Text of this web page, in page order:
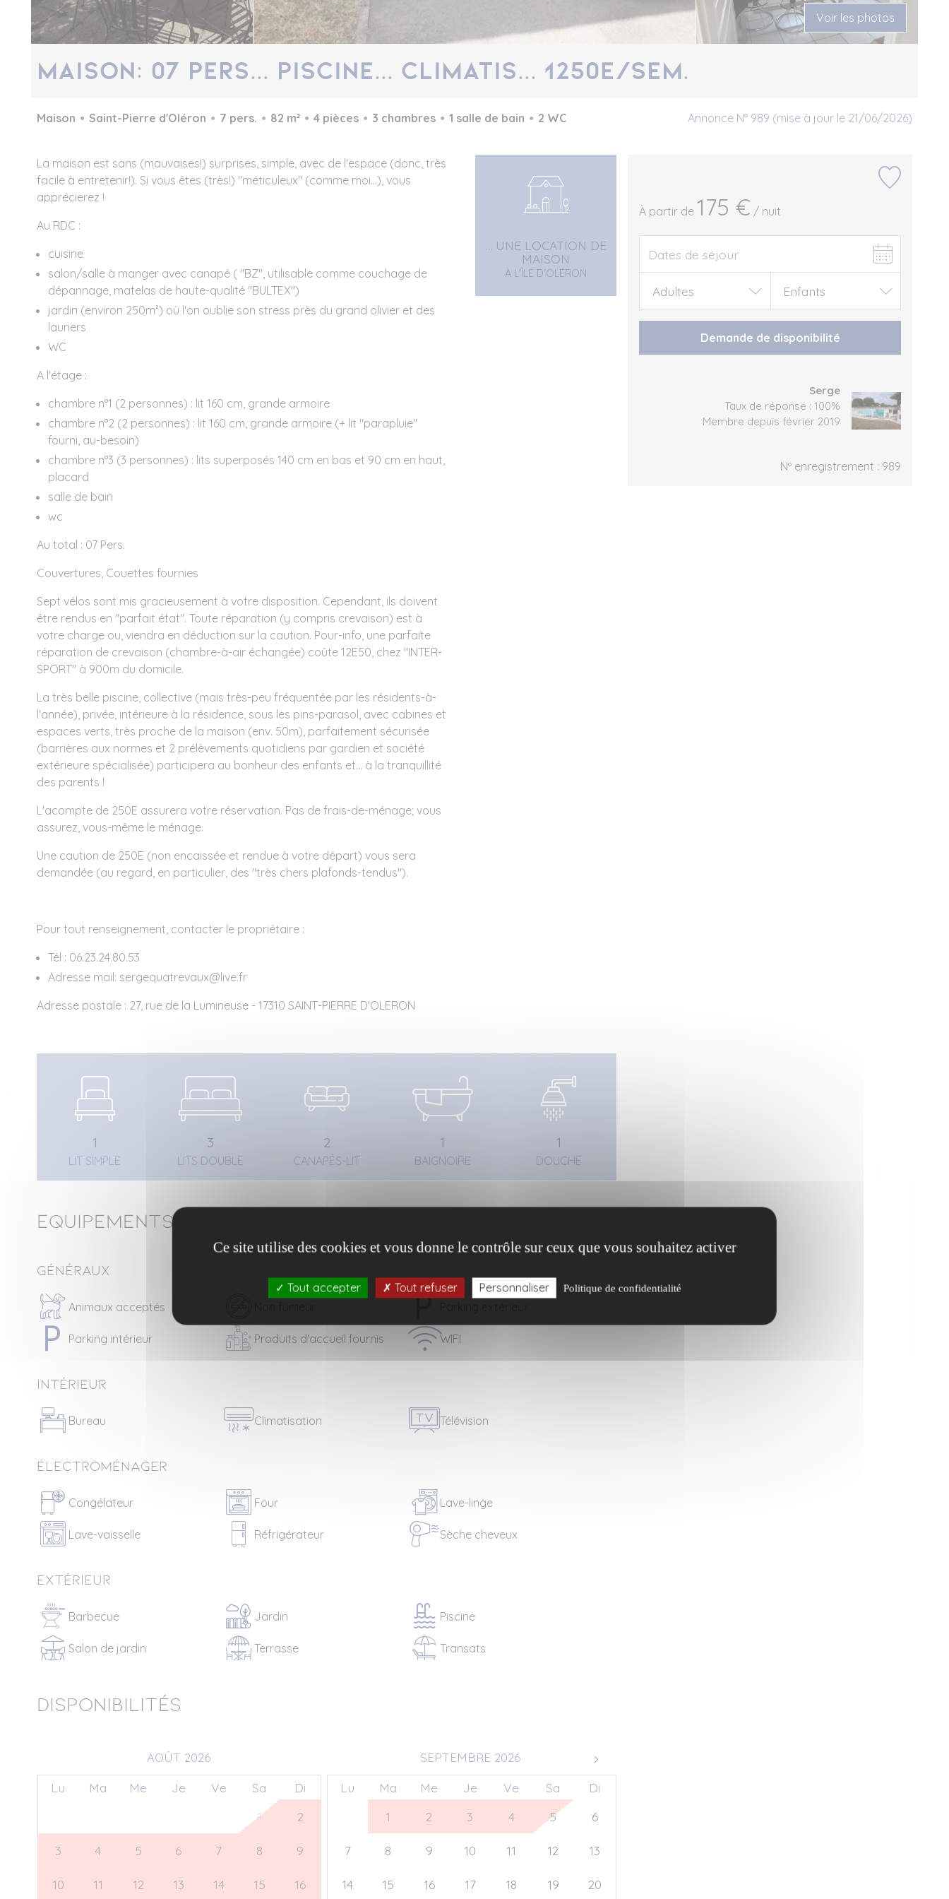
Voir les photos
Maison: 07 Pers... Piscine... Climatis... 1250E/Sem.
Maison Saint-Pierre d'Oléron 7 pers. 82 m² 4 pièces 3 chambres 1 salle de bain 2 WC Annonce N° 989 (mise à jour le 21/06/2026)
À partir de 175 € / nuit
Demande de disponibilité
Serge
Taux de réponse : 100%
Membre depuis février 2019
Nº enregistrement : 989
La maison est sans (mauvaises!) surprises, simple, avec de l'espace (donc, très
facile à entretenir!). Si vous êtes (très!) "méticuleux" (comme moi...), vous
apprécierez !
Au RDC :
cuisine
salon/salle à manger avec canapé ( "BZ", utilisable comme couchage de
dépannage, matelas de haute-qualité "BULTEX")
jardin (environ 250m²) où l'on oublie son stress près du grand olivier et des
lauriers
WC
A l'étage :
chambre n°1 (2 personnes) : lit 160 cm, grande armoire
chambre n°2 (2 personnes) : lit 160 cm, grande armoire (+ lit "parapluie"
fourni, au-besoin)
chambre n°3 (3 personnes) : lits superposés 140 cm en bas et 90 cm en haut,
placard
salle de bain
wc
Au total : 07 Pers.
Couvertures, Couettes fournies
Sept vélos sont mis gracieusement à votre disposition. Cependant, ils doivent
être rendus en "parfait état". Toute réparation (y compris crevaison) est à
votre charge ou, viendra en déduction sur la caution. Pour-info, une parfaite
réparation de crevaison (chambre-à-air échangée) coûte 12E50, chez "INTER-
SPORT" à 900m du domicile.
La très belle piscine, collective (mais très-peu fréquentée par les résidents-à-
l'année), privée, intérieure à la résidence, sous les pins-parasol, avec cabines et
espaces verts, très proche de la maison (env. 50m), parfaitement sécurisée
(barrières aux normes et 2 prélèvements quotidiens par gardien et société
extérieure spécialisée) participera au bonheur des enfants et... à la tranquillité
des parents !
L'acompte de 250E assurera votre réservation. Pas de frais-de-ménage; vous
assurez, vous-même le ménage.
Une caution de 250E (non encaissée et rendue à votre départ) vous sera
demandée (au regard, en particulier, des "très chers plafonds-tendus").
Pour tout renseignement, contacter le propriétaire :
Tél : 06.23.24.80.53
Adresse mail: sergequatrevaux@live.fr
Adresse postale : 27, rue de la Lumineuse - 17310 SAINT-PIERRE D'OLERON
... UNE LOCATION DE
MAISON
À L'ÎLE D'OLÉRON
1
LIT SIMPLE
3
LITS DOUBLE
2
CANAPÉS-LIT
1
BAIGNOIRE
1
DOUCHE
Equipements
Généraux
Animaux acceptés
Parking intérieur Produits d'accueil fournis WIFI
Intérieur
Bureau Climatisation Télévision
Électroménager
Congélateur Four Lave-linge
Lave-vaisselle Réfrigérateur Sèche cheveux
Extérieur
Barbecue Jardin Piscine
Salon de jardin Terrasse Transats
Disponibilités
AOÛT 2026
Lu Ma Me Je Ve Sa
Di
1 2
3 4 5 6 7 8 9
10 11 12 13 14 15 16
SEPTEMBRE 2026
Lu Ma Me Je Ve Sa
Di
1 2 3 4 5 6
7 8 9 10 11 12 13
14 15 16 17 18 19 20
Ce site utilise des cookies et vous donne le contrôle sur ceux que vous souhaitez activer
Tout accepter Tout refuser Personnaliser Politique de confidentialité